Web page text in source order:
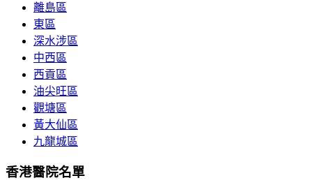
離島區
東區
深水涉區
中西區
西貢區
油尖旺區
觀塘區
黃大仙區
九龍城區
香港醫院名單